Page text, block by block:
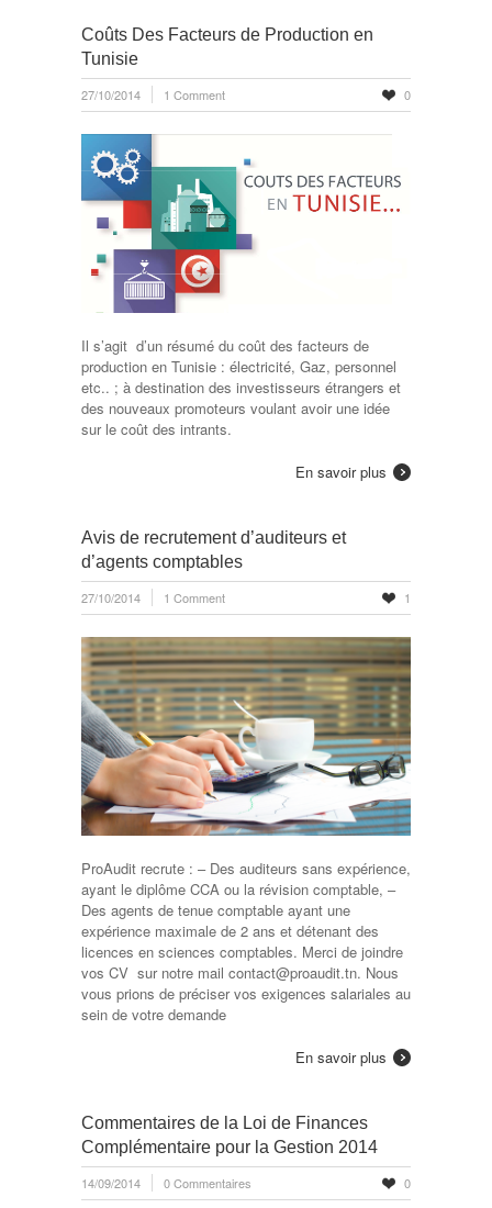
Coûts Des Facteurs de Production en
Tunisie
27/10/2014 1 Comment 0
Il s’agit d’un résumé du coût des facteurs de
production en Tunisie : électricité, Gaz, personnel
etc.. ; à destination des investisseurs étrangers et
des nouveaux promoteurs voulant avoir une idée
sur le coût des intrants.
En savoir plus
Avis de recrutement d’auditeurs et
d’agents comptables
27/10/2014 1 Comment 1
ProAudit recrute : – Des auditeurs sans expérience,
ayant le diplôme CCA ou la révision comptable, –
Des agents de tenue comptable ayant une
expérience maximale de 2 ans et détenant des
licences en sciences comptables. Merci de joindre
vos CV sur notre mail contact@proaudit.tn. Nous
vous prions de préciser vos exigences salariales au
sein de votre demande
En savoir plus
Commentaires de la Loi de Finances
Complémentaire pour la Gestion 2014
14/09/2014 0 Commentaires 0